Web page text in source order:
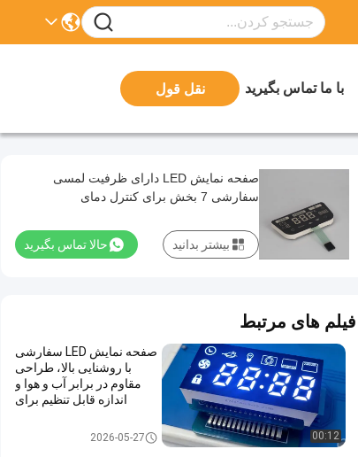
با ما تماس بگیرید نقل قول
صفحه نمایش LED دارای ظرفیت لمسی
سفارشی 7 بخش برای کنترل دمای
حالا تماس بگیرید بیشتر بدانید
فیلم های مرتبط
00:12
صفحه نمایش LED سفارشی
با روشنایی بالا، طراحی
مقاوم در برابر آب و هوا و
اندازه قابل تنظیم برای
2026-05-27